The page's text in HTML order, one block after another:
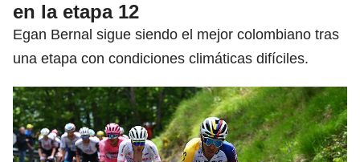
en la etapa 12
Egan Bernal sigue siendo el mejor colombiano tras
una etapa con condiciones climáticas difíciles.